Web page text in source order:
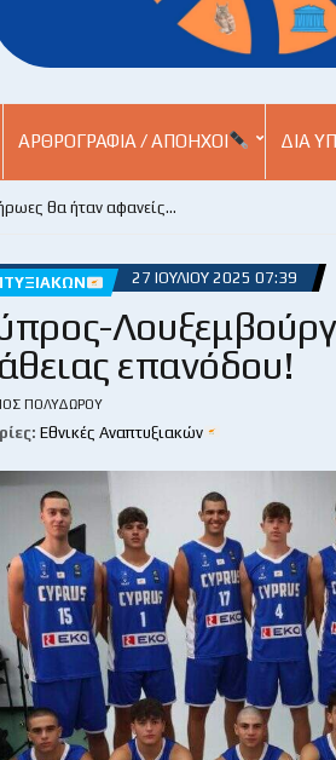
ΑΡΘΡΟΓΡΑΦΊΑ / ΑΠΌΗΧΟΙ ΔΙΑ
θα ήταν αφανείς…
27 ΙΟΥΛΊΟΥ 2025 07:39
επανόδου!
ΠΟΛΥΔΏΡΟΥ
Εθνικές Αναπτυξιακών